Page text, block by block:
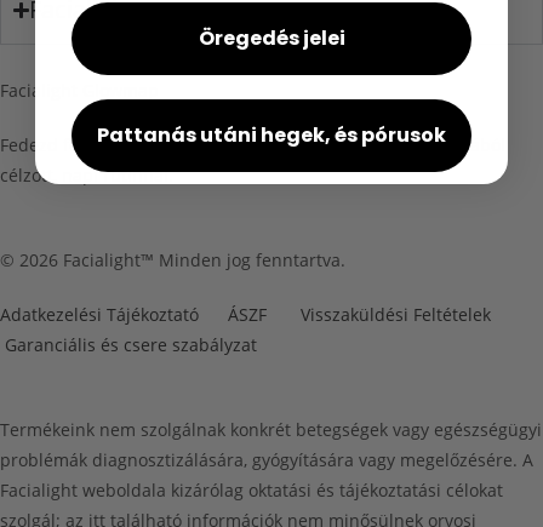
Facialight
Facialight Glowmap
Fedezd fel, hogyan hozhatod ki a maximumot a fényterápiából
célzott, napi rutinnal.
© 2026 Facialight™ Minden jog fenntartva.
Adatkezelési Tájékoztató ÁSZF
Visszaküldési Feltételek
Garanciális és csere szabályzat
Termékeink nem szolgálnak konkrét betegségek vagy egészségügyi
problémák diagnosztizálására, gyógyítására vagy megelőzésére. A
Facialight weboldala kizárólag oktatási és tájékoztatási célokat
szolgál; az itt található információk nem minősülnek orvosi
Öregedés jelei
Pattanás utáni hegek, és pórusok